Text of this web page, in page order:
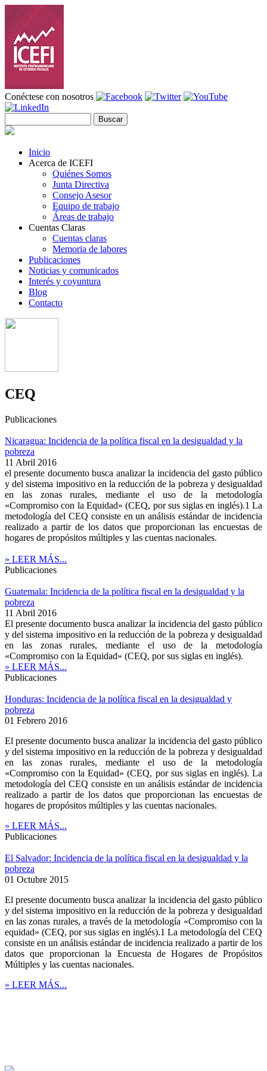
Pasar al contenido principal
Conéctese con nosotros
Formulario de búsqueda
Inicio
Acerca de ICEFI
Quiénes Somos
Junta Directiva
Consejo Asesor
Equipo de trabajo
Áreas de trabajo
Cuentas Claras
Cuentas claras
Memoria de labores
Publicaciones
Noticias y comunicados
Interés y coyuntura
Blog
Contacto
CEQ
Publicaciones
Nicaragua: Incidencia de la política fiscal en la desigualdad y la
pobreza
11 Abril 2016
el presente documento busca analizar la incidencia del gasto público
y del sistema impositivo en la reducción de la pobreza y desigualdad
en las zonas rurales, mediante el uso de la metodología
«Compromiso con la Equidad» (CEQ, por sus siglas en inglés).1 La
metodología del CEQ consiste en un análisis estándar de incidencia
realizado a partir de los datos que proporcionan las encuestas de
hogares de propósitos múltiples y las cuentas nacionales.
» LEER MÁS...
Publicaciones
Guatemala: Incidencia de la política fiscal en la desigualdad y la
pobreza
11 Abril 2016
El presente documento busca analizar la incidencia del gasto público
y del sistema impositivo en la reducción de la pobreza y desigualdad
en las zonas rurales, mediante el uso de la metodología
«Compromiso con la Equidad» (CEQ, por sus siglas en inglés).
» LEER MÁS...
Publicaciones
Honduras: Incidencia de la política fiscal en la desigualdad y
pobreza
01 Febrero 2016
El presente documento busca analizar la incidencia del gasto público
y del sistema impositivo en la reducción de la pobreza y desigualdad
en las zonas rurales, mediante el uso de la metodología
«Compromiso con la Equidad» (CEQ, por sus siglas en inglés). La
metodología del CEQ consiste en un análisis estándar de incidencia
realizado a partir de los datos que proporcionan las encuestas de
hogares de propósitos múltiples y las cuentas nacionales.
» LEER MÁS...
Publicaciones
El Salvador: Incidencia de la política fiscal en la desigualdad y la
pobreza
01 Octubre 2015
El presente documento busca analizar la incidencia del gasto público
y del sistema impositivo en la reducción de la pobreza y desigualdad
en las zonas rurales, a través de la metodología «Compromiso con la
equidad» (CEQ, por sus siglas en inglés).1 La metodología del CEQ
consiste en un análisis estándar de incidencia realizado a partir de los
datos que proporcionan la Encuesta de Hogares de Propósitos
Múltiples y las cuentas nacionales.
» LEER MÁS...